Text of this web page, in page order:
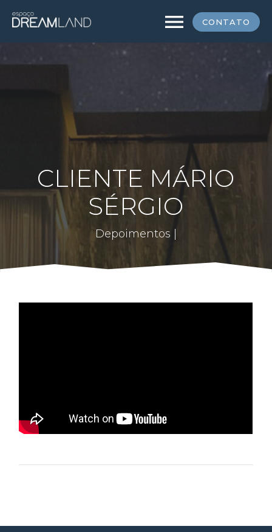
CONTATO
menu
CLIENTE MÁRIO
SÉRGIO
Depoimentos |